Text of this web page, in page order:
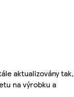
aktualizovány tak,
na výrobku a